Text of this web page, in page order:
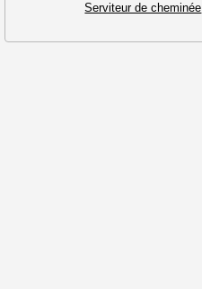
Serviteur de cheminée